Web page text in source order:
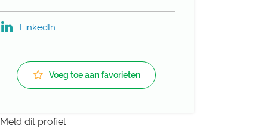
LinkedIn
Voeg toe aan favorieten
Meld dit profiel